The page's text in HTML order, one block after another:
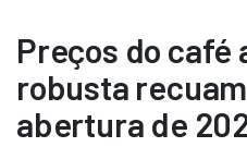
Preços do café
robusta
abertura de